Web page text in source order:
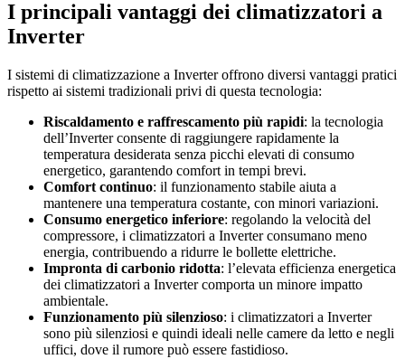
I principali vantaggi dei climatizzatori a
Inverter
I sistemi di climatizzazione a Inverter offrono diversi vantaggi pratici
rispetto ai sistemi tradizionali privi di questa tecnologia:
Riscaldamento e raffrescamento più rapidi: la tecnologia
dell’Inverter consente di raggiungere rapidamente la
temperatura desiderata senza picchi elevati di consumo
energetico, garantendo comfort in tempi brevi.
Comfort continuo: il funzionamento stabile aiuta a
mantenere una temperatura costante, con minori variazioni.
Consumo energetico inferiore: regolando la velocità del
compressore, i climatizzatori a Inverter consumano meno
energia, contribuendo a ridurre le bollette elettriche.
Impronta di carbonio ridotta: l’elevata efficienza energetica
dei climatizzatori a Inverter comporta un minore impatto
ambientale.
Funzionamento più silenzioso: i climatizzatori a Inverter
sono più silenziosi e quindi ideali nelle camere da letto e negli
uffici, dove il rumore può essere fastidioso.